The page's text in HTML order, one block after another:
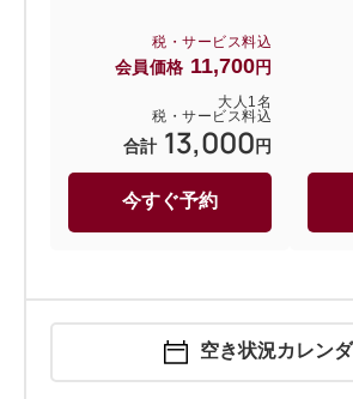
税・サービス料込
会員価格 11,700円
大人 1名
税・サービス料込
合計 13,000 円
今すぐ予約
空き状況カレン